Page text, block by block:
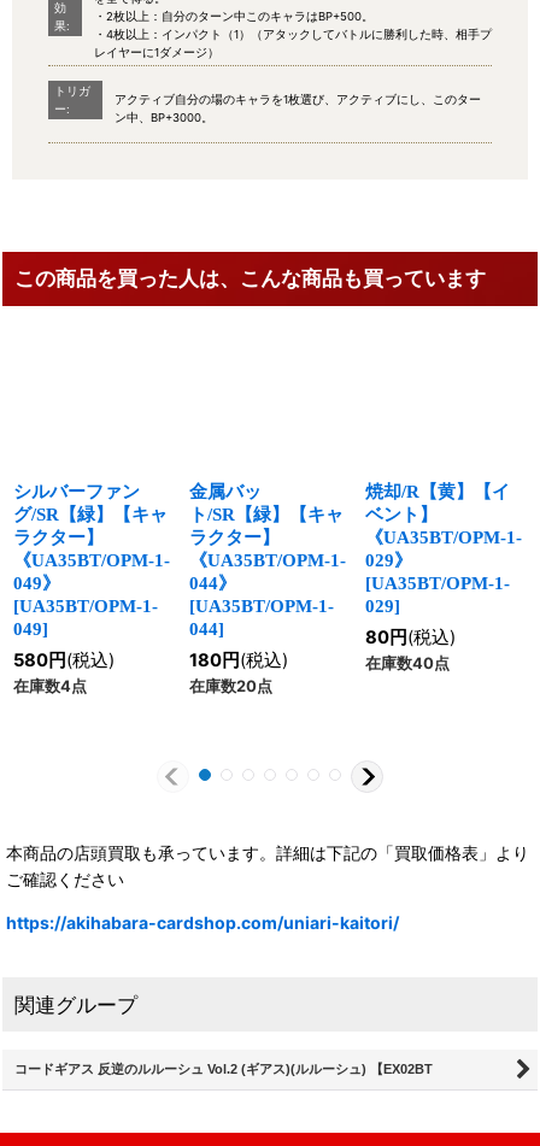
効
果:
・2枚以上：自分のターン中このキャラはBP+500。
・4枚以上：インパクト（1）（アタックしてバトルに勝利した時、相手プ
レイヤーに1ダメージ）
トリガ
ー:
アクティブ自分の場のキャラを1枚選び、アクティブにし、このター
ン中、BP+3000。
この商品を買った人は、こんな商品も買っています
シルバーファン
グ/SR【緑】【キャ
ラクター】
《UA35BT/OPM-1-
049》
[UA35BT/OPM-1-
049]
580円(税込)
在庫数4点
金属バッ
ト/SR【緑】【キャ
ラクター】
《UA35BT/OPM-1-
044》
[UA35BT/OPM-1-
044]
180円(税込)
在庫数20点
焼却/R【黄】【イ
ベント】
《UA35BT/OPM-1-
029》
[UA35BT/OPM-1-
029]
80円(税込)
在庫数40点
本商品の店頭買取も承っています。詳細は下記の「買取価格表」より
ご確認ください
https://akihabara-cardshop.com/uniari-kaitori/
関連グループ
コードギアス 反逆のルルーシュ Vol.2 (ギアス)(ルルーシュ) 【EX02BT